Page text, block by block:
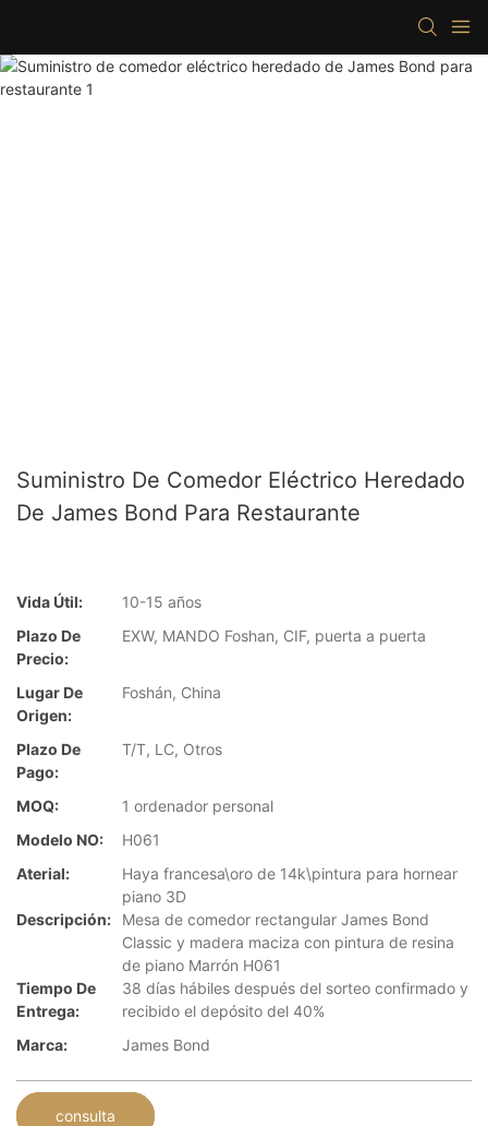
Suministro De Comedor Eléctrico Heredado
De James Bond Para Restaurante
Vida Útil:
10-15 años
Plazo De
Precio:
EXW, MANDO Foshan, CIF, puerta a puerta
Lugar De
Origen:
Foshán, China
Plazo De
Pago:
T/T, LC, Otros
MOQ:
1 ordenador personal
Modelo NO:
H061
Aterial:
Haya francesa\oro de 14k\pintura para hornear
piano 3D
Descripción:
Mesa de comedor rectangular James Bond
Classic y madera maciza con pintura de resina
de piano Marrón H061
Tiempo De
Entrega:
38 días hábiles después del sorteo confirmado y
recibido el depósito del 40%
Marca:
James Bond
consulta